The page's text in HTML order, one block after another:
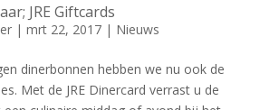
JRE Giftcards
| mrt 22, 2017| Nieuws
dinerbonnen hebben we nu ook de
Met de JRE Dinercard verrast u de